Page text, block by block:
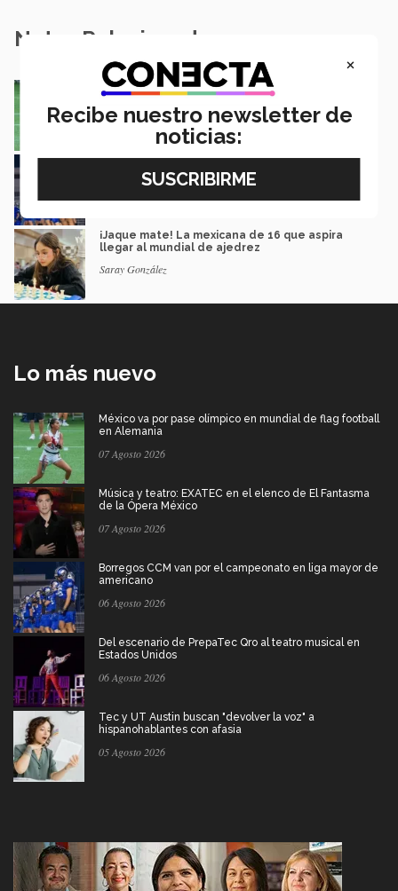
Notas Relacionadas
México va por pase olímpico en mundial de
flag football en Alemania
José Longino Torres
Borregos CCM van por el campeonato en liga
mayor de americano
¡Jaque mate! La mexicana de 16 que aspira
llegar al mundial de ajedrez
Saray González
Lo más nuevo
México va por pase olímpico en mundial de flag football
en Alemania
07 Agosto 2026
Música y teatro: EXATEC en el elenco de El Fantasma
de la Ópera México
07 Agosto 2026
Borregos CCM van por el campeonato en liga mayor de
americano
06 Agosto 2026
Del escenario de PrepaTec Qro al teatro musical en
Estados Unidos
06 Agosto 2026
Tec y UT Austin buscan "devolver la voz" a
hispanohablantes con afasia
05 Agosto 2026
×
Recibe nuestro newsletter de
noticias: